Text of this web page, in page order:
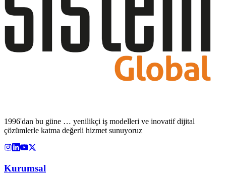
1996'dan bu güne … yenilikçi iş modelleri ve inovatif dijital
çözümlerle katma değerli hizmet sunuyoruz
Kurumsal